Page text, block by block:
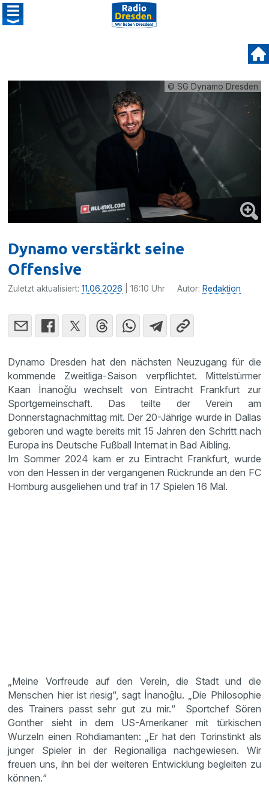
© SG Dynamo Dresden
Dynamo verstärkt seine
Offensive
Zuletzt aktualisiert:11.06.2026 | 16:10 Uhr Autor: Redaktion
Dynamo Dresden hat den nächsten Neuzugang für die
kommende Zweitliga-Saison verpflichtet. Mittelstürmer
Kaan İnanoğlu wechselt von Eintracht Frankfurt zur
Sportgemeinschaft. Das teilte der Verein am
Donnerstagnachmittag mit. Der 20-Jährige wurde in Dallas
geboren und wagte bereits mit 15 Jahren den Schritt nach
Europa ins Deutsche Fußball Internat in Bad Aibling.
Im Sommer 2024 kam er zu Eintracht Frankfurt, wurde
von den Hessen in der vergangenen Rückrunde an den FC
Homburg ausgeliehen und traf in 17 Spielen 16 Mal.
„Meine Vorfreude auf den Verein, die Stadt und die
Menschen hier ist riesig“, sagt İnanoğlu. „Die Philosophie
des Trainers passt sehr gut zu mir.“ Sportchef Sören
Gonther sieht in dem US-Amerikaner mit türkischen
Wurzeln einen Rohdiamanten: „Er hat den Torinstinkt als
junger Spieler in der Regionalliga nachgewiesen. Wir
freuen uns, ihn bei der weiteren Entwicklung begleiten zu
können.“